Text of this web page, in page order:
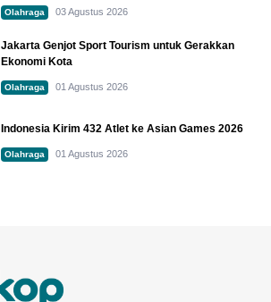
Olahraga 03 Agustus 2026
Jakarta Genjot Sport Tourism untuk Gerakkan
Ekonomi Kota
Olahraga 01 Agustus 2026
Indonesia Kirim 432 Atlet ke Asian Games 2026
Olahraga 01 Agustus 2026